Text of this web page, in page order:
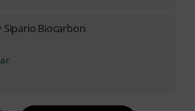
Sipario Biocarbon